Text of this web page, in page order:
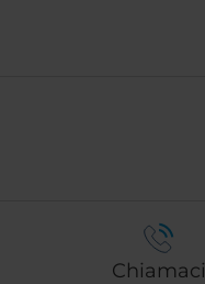
Chiamaci